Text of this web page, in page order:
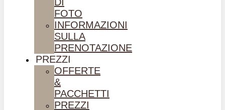
FOTO
INFORMAZIONI
SULLA
PRENOTAZIONE
PREZZI
OFFERTE
&
PACCHETTI
PREZZI